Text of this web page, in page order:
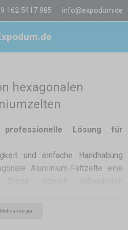
162 5417 985 info@expodum.de
hexagonalen
Lösung für
und einfache Handhabung
Aluminium-Faltzelte eine
Diese schnell aufbaubaren
Hier erfahren Sie, warum
anzeigen